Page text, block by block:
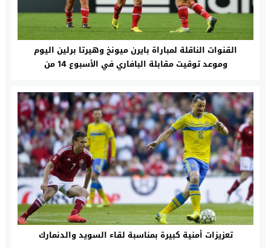
القنوات الناقلة لمباراة بايرن ميونخ وهيرتا برلين اليوم
وموعد توقيت مقابلة البافاري في الأسبوع 14 من
تعزيزات أمنية كبيرة بمناسبة لقاء السويد والدنمارك